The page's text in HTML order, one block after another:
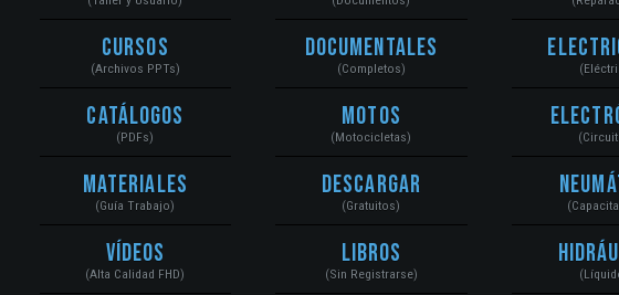
Cursos
(Archivos PPTs)
Catálogos
(PDFs)
Materiales
(Guía Trabajo)
Vídeos
(Alta Calidad FHD)
Documentales
(Completos)
Motos
(Motocicletas)
Descargar
(Gratuitos)
Libros
(Sin Registrarse)